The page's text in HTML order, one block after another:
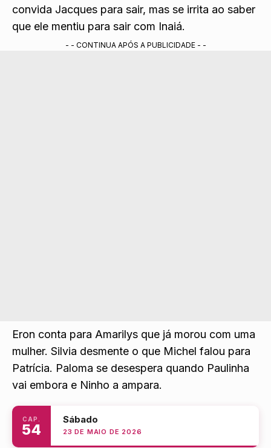
convida Jacques para sair, mas se irrita ao saber
que ele mentiu para sair com Inaiá.
- - CONTINUA APÓS A PUBLICIDADE - -
Eron conta para Amarilys que já morou com uma
mulher. Silvia desmente o que Michel falou para
Patrícia. Paloma se desespera quando Paulinha
vai embora e Ninho a ampara.
CAP.
54
Sábado
23 DE MAIO DE 2026